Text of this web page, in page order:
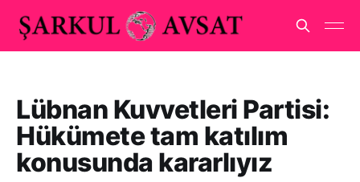
Lübnan Kuvvetleri Partisi:
Hükümete tam katılım
konusunda kararlıyız